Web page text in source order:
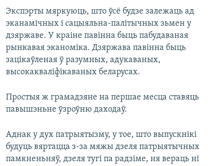
Экспэрты мяркуюць, што ўсё будзе залежаць ад
эканамічных і сацыяльна-палітычных зьмен у
дзяржаве. У краіне павінна быць пабудаваная
рынкавая эканоміка. Дзяржава павінна быць
зацікаўленая ў разумных, адукаваных,
высокакваліфікаваных беларусах.
Простыя ж грамадзяне на першае месца ставяць
павышэньне ўзроўню даходаў.
Аднак у дух патрыятызму, у тое, што выпускнікі
будуць вяртацца з-за мяжы дзеля патрыятычных
памкненьняў, дзеля тугі па радзіме, ня вераць ні